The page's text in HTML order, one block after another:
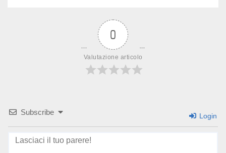
0
Valutazione articolo
Subscribe Login